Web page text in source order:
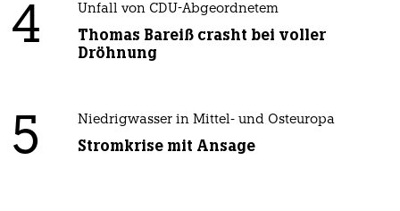
4 Unfall von CDU-Abgeordnetem
Thomas Bareiß crasht bei voller
Dröhnung
5 Niedrigwasser in Mittel- und Osteuropa
Stromkrise mit Ansage